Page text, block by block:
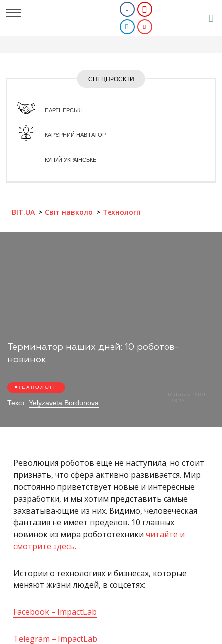
СПЕЦПРОЄКТИ
ПАРТНЕРСЬКІ
КАР'ЄРНИЙ НАВІГАТОР
КУПУЙ УКРАЇНСЬКЕ
BIT.UA Світ навколо Технології
Терминатор наших дней: 10 роботов-
новинок
ТЕХНОЛОГІЇ
Текст: Yelyzaveta Bordunova
07 Лютого 2019
Революция роботов еще не наступила, но стоит
признать, что сфера активно развивается. Мир
постоянно приветствует новые и интересные
разработки, и мы хотим представить самые
захватывающие из них. Видимо, человеческая
фантазия не имеет пределов. 10 главных
новинок из мира робототехники читайте и
смотрите здесь.
Истории о технологиях и бизнесах, которые
меняют жизни людей, в соцсетях:
Facebook – ImpactLab
Telegram – ImpactLab